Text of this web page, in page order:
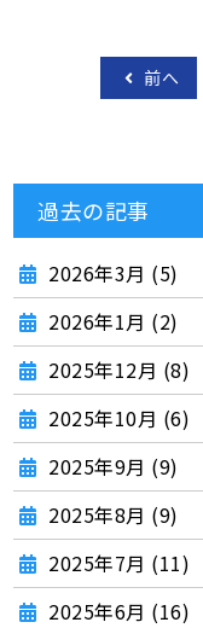
前へ
過去の記事
2026年3月 (5)
2026年1月 (2)
2025年12月 (8)
2025年10月 (6)
2025年9月 (9)
2025年8月 (9)
2025年7月 (11)
2025年6月 (16)